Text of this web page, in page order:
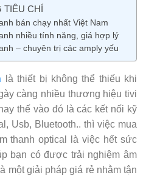
TIÊU CHÍ
bán chạy nhất Việt Nam
nhiều tính năng, giá hợp lý
– chuyên trị các amply yếu
là thiết bị không thể thiếu khi
càng nhiều thương hiệu tivi
thế vào đó là các kết nối kỹ
Usb, Bluetooth.. thì việc mua
thanh optical là việc hết sức
bạn có được trải nghiệm âm
một giải pháp giá rẻ nhằm tận